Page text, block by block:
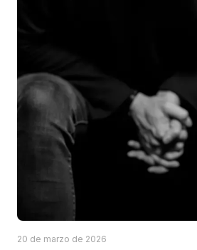
20 de marzo de 2026